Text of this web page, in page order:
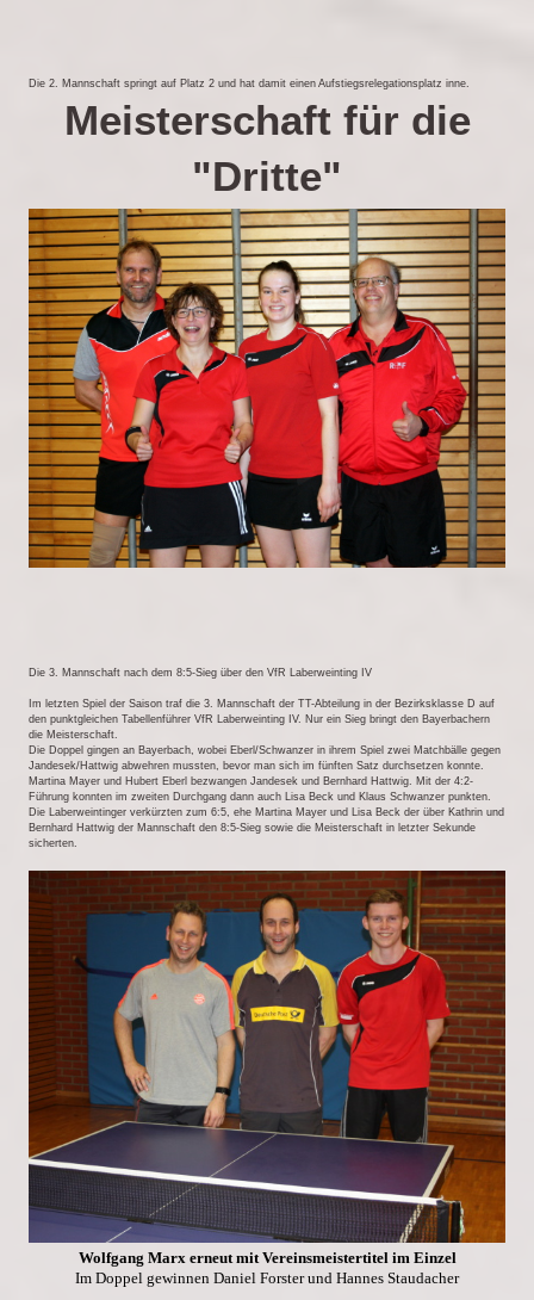
Die 2. Mannschaft springt auf Platz 2 und hat damit einen Aufstiegsrelegationsplatz inne.
Meisterschaft für die
"Dritte"
Die 3. Mannschaft nach dem 8:5-Sieg über den VfR Laberweinting IV
Im letzten Spiel der Saison traf die 3. Mannschaft der TT-Abteilung in der Bezirksklasse D auf
den punktgleichen Tabellenführer VfR Laberweinting IV. Nur ein Sieg bringt den Bayerbachern
die Meisterschaft.
Die Doppel gingen an Bayerbach, wobei Eberl/Schwanzer in ihrem Spiel zwei Matchbälle gegen
Jandesek/Hattwig abwehren mussten, bevor man sich im fünften Satz durchsetzen konnte.
Martina Mayer und Hubert Eberl bezwangen Jandesek und Bernhard Hattwig. Mit der 4:2-
Führung konnten im zweiten Durchgang dann auch Lisa Beck und Klaus Schwanzer punkten.
Die Laberweintinger verkürzten zum 6:5, ehe Martina Mayer und Lisa Beck der über Kathrin und
Bernhard Hattwig der Mannschaft den 8:5-Sieg sowie die Meisterschaft in letzter Sekunde
sicherten.
Wolfgang Marx erneut mit Vereinsmeistertitel im Einzel
Im Doppel gewinnen Daniel Forster und Hannes Staudacher